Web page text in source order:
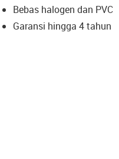
Bebas halogen dan PVC
Garansi hingga 4 tahun